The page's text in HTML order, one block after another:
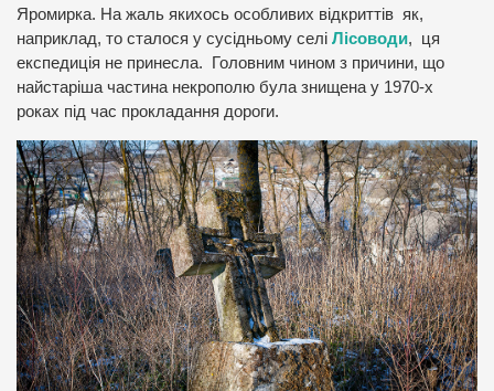
Яромирка. На жаль якихось особливих відкриттів як,
наприклад, то сталося у сусідньому селі Лісоводи, ця
експедиція не принесла. Головним чином з причини, що
найстаріша частина некрополю була знищена у 1970-х
роках під час прокладання дороги.